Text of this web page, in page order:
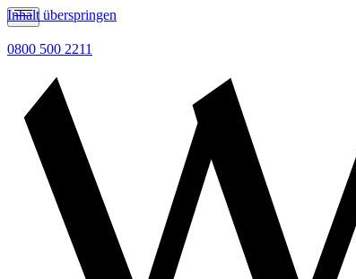
Inhalt überspringen
0800 500 2211